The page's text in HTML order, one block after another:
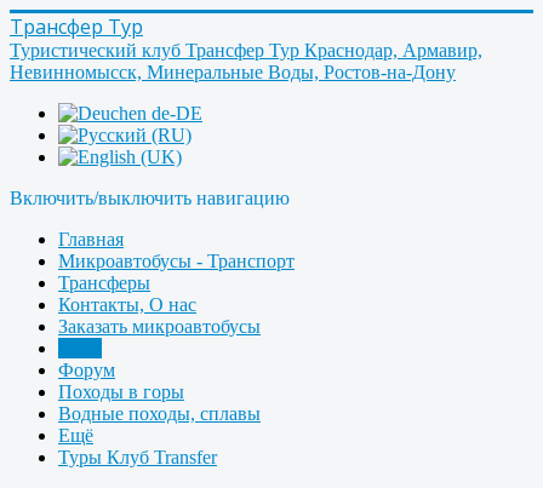
Трансфер Тур
Туристический клуб Трансфер Тур Краснодар, Армавир,
Невинномысск, Минеральные Воды, Ростов-на-Дону
Включить/выключить навигацию
Главная
Микроавтобусы - Транспорт
Трансферы
Контакты, О нас
Заказать микроавтобусы
Форум
Походы в горы
Водные походы, сплавы
Ещё
Туры Клуб Transfer